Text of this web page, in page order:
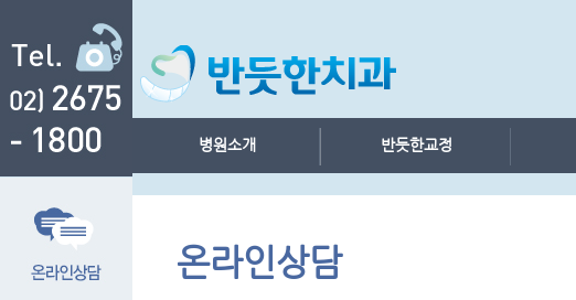
병원소개 반듯한교정
온라인상담